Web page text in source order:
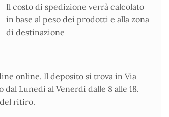
Il costo di spedizione verrà calcolato
in base al peso dei prodotti e alla zona
di destinazione
online. Il deposito si trova in Via
dal Lunedì al Venerdì dalle 8 alle 18.
ritiro.